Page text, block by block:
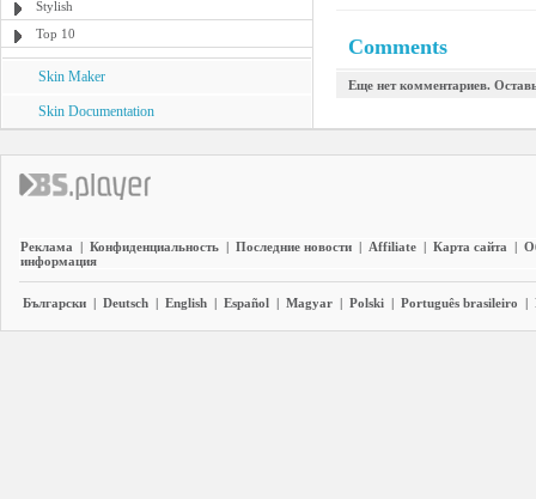
Stylish
Top 10
Skin Maker
Skin Documentation
Comments
Еще нет комментариев.
Реклама | Конфиденциальность | Последние новости | Affiliate | Карта сайта |
информация
Български | Deutsch | English | Español | Magyar | Polski | Português brasileiro |